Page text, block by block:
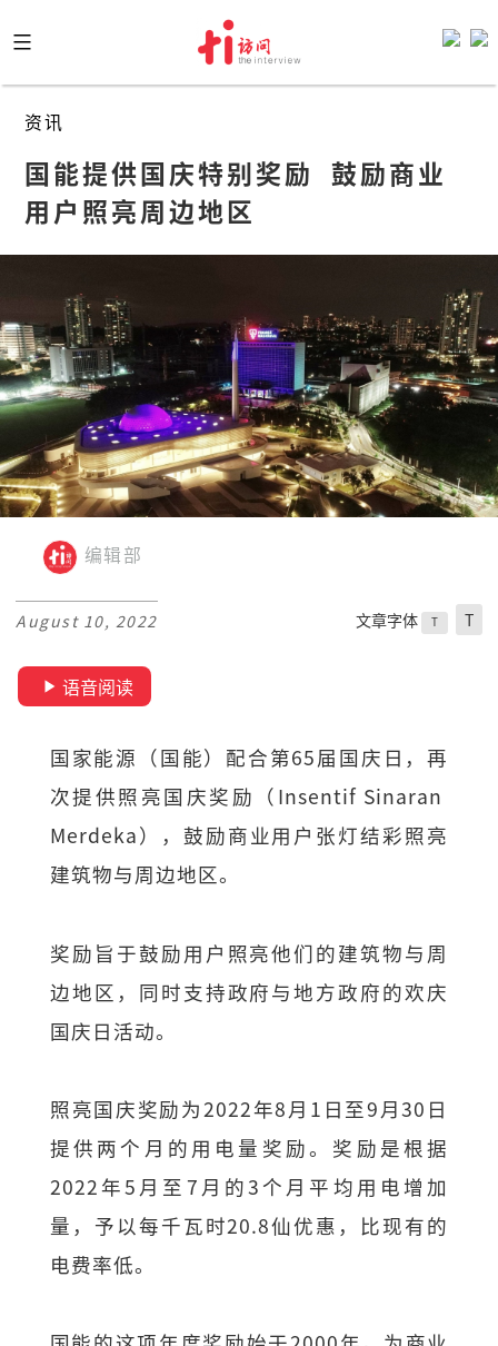
to
content
资讯
国能提供国庆特别奖励  鼓励商业
用户照亮周边地区
编辑部
August 10, 2022 文章字体 T T
语音阅读
国家能源（国能）配合第65届国庆日，再
次提供照亮国庆奖励（Insentif Sinaran
Merdeka），鼓励商业用户张灯结彩照亮
建筑物与周边地区。
奖励旨于鼓励用户照亮他们的建筑物与周
边地区，同时支持政府与地方政府的欢庆
国庆日活动。
照亮国庆奖励为2022年8月1日至9月30日
提供两个月的用电量奖励。奖励是根据
2022年5月至7月的3个月平均用电增加
量，予以每千瓦时20.8仙优惠，比现有的
电费率低。